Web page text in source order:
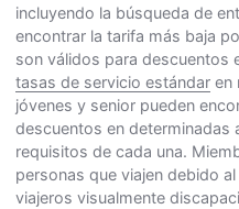
incluyendo la búsqueda de
encontrar la tarifa más baja
son válidos para descuentos
tasas de servicio estándar en
jóvenes y senior pueden
descuentos en determinadas
requisitos de cada una.
personas que viajen debido
viajeros visualmente